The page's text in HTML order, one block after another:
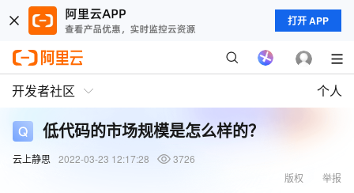
打开 APP
开发者社区 个人
低代码的市场规模是怎么样的？
云上静思 2022-03-23 12:17:28
3726
举报
版权